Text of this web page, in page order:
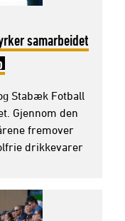
samarbeidet
Stabæk Fotball
Gjennom den
fremover
drikkevarer